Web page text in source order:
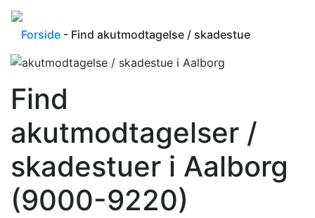
Forside - Find akutmodtagelse / skadestue
Find
akutmodtagelser /
skadestuer i Aalborg
(9000-9220)